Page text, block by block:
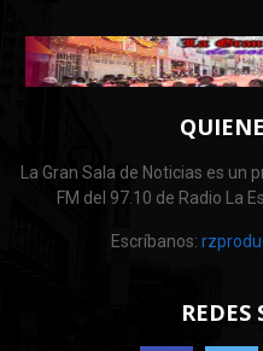
La Gran Sala de Noticias es un
FM del 97.10 de Radio La
Escríbanos:
REDES